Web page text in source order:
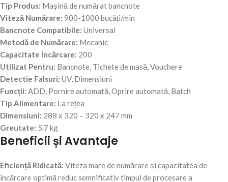
Tip Produs: Mașină de numărat bancnote
Viteză Numărare: 900-1000 bucăți/min
Bancnote Compatibile: Universal
Metodă de Numărare: Mecanic
Capacitate Încărcare: 200
Utilizat Pentru: Bancnote, Tichete de masă, Vouchere
Detectie Falsuri: UV, Dimensiuni
Funcții: ADD, Pornire automată, Oprire automată, Batch
Tip Alimentare: La rețea
Dimensiuni: 288 x 320 – 320 x 247 mm
Greutate: 5.7 kg
Beneficii și Avantaje
Eficiență Ridicată: Viteza mare de numărare și capacitatea de
încărcare optimă reduc semnificativ timpul de procesare a